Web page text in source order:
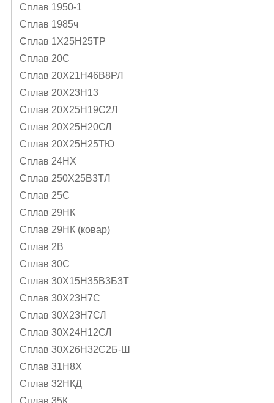
Сплав 1950-1
Сплав 1985ч
Сплав 1Х25Н25ТР
Сплав 20С
Сплав 20Х21Н46В8РЛ
Сплав 20Х23Н13
Сплав 20Х25Н19С2Л
Сплав 20Х25Н20СЛ
Сплав 20Х25Н25ТЮ
Сплав 24НХ
Сплав 250Х25В3ТЛ
Сплав 25С
Сплав 29НК
Сплав 29НК (ковар)
Сплав 2В
Сплав 30С
Сплав 30Х15Н35В3Б3Т
Сплав 30Х23Н7С
Сплав 30Х23Н7СЛ
Сплав 30Х24Н12СЛ
Сплав 30Х26Н32С2Б-Ш
Сплав 31Н8Х
Сплав 32НКД
Сплав 35К